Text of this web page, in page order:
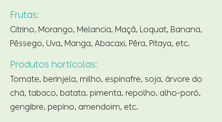
Frutas:
Citrino, Morango, Melancia, Maçã, Loquat, Banana,
Pêssego, Uva, Manga, Abacaxi, Pêra, Pitaya, etc.
Produtos hortícolas:
Tomate, berinjela, milho, espinafre, soja, árvore do
chá, tabaco, batata, pimenta, repolho, alho-poró,
gengibre, pepino, amendoim, etc.